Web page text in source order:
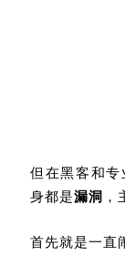
但在黑客和专